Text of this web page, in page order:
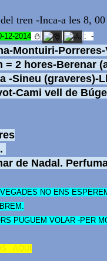
tren -Inca-a les 8,
12-2014 ⛄️ : -
Montuiri-Porreres-
= 2 hores-Berenar
-Sineu (graveres)-
Cami vell de
de Nadal.
NO ENS
PUGUEM VOLAR -PER
AQUI